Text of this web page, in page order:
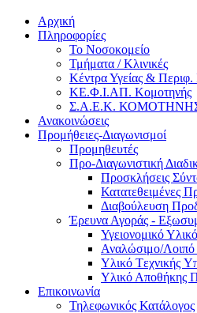
Αρχική
Πληροφορίες
Το Νοσοκομείο
Τμήματα / Κλινικές
Κέντρα Υγείας & Περιφ.
ΚΕ.Φ.Ι.ΑΠ. Κομοτηνής
Σ.Α.Ε.Κ.
Ανακοινώσεις
Προμήθειες-Διαγωνισμοί
Προμηθευτές
Προ-Διαγωνιστική
Προσκλήσεις
Κατατεθειμένες
Διαβούλευση
Έρευνα Αγοράς -
Υγειονομικό Υλικό
Αναλώσιμο/Λοιπό
Υλικό Tεχνικής
Υλικό Αποθήκης
Επικοινωνία
Τηλεφωνικός Κατάλογος